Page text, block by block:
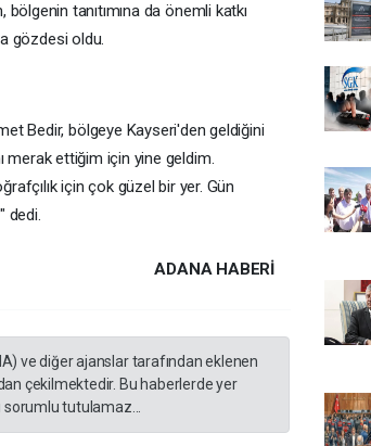
tanıtımına da önemli katkı
gözdesi oldu.
Bedir, bölgeye Kayseri'den geldiğini
merak ettiğim için yine geldim.
için çok güzel bir yer. Gün
dedi.
ADANA HABERİ
ve diğer ajanslar tarafından eklenen
çekilmektedir. Bu haberlerde yer
tutulamaz...